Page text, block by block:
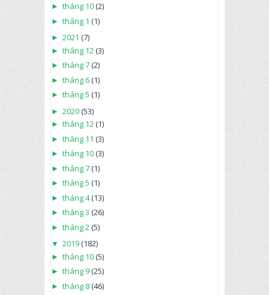
► tháng 10(2)
► tháng 1 (1)
► 2021 (7)
► tháng 12(3)
► tháng 7(2)
► tháng 6(1)
► tháng 5 (1)
► 2020(53)
► tháng 12(1)
► tháng 11 (3)
► tháng 10(3)
► tháng 7(1)
► tháng 5 (1)
► tháng 4(13)
► tháng 3 (26)
► tháng 2(5)
▼ 2019(182)
► tháng 10(5)
► tháng 9(25)
► tháng 8(46)